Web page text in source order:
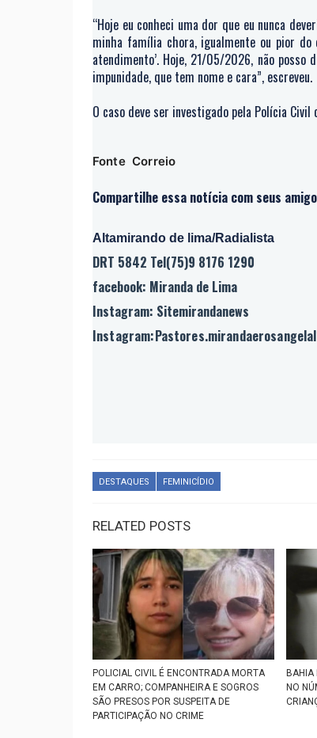
“Hoje eu conheci uma dor que eu nunca
minha família chora, igualmente ou pior do
atendimento’. Hoje, 21/05/2026, não
impunidade, que tem nome e cara”, escreveu.
O caso deve ser investigado pela Polícia
Fonte Correio
Compartilhe essa notícia com seus
Altamirando de lima/Radialista
DRT 5842 Tel(75)9 8176 1290
facebook: Miranda de Lima
Instagram: Sitemirandanews
DESTAQUES FEMINICÍDIO
RELATED POSTS
POLICIAL CIVIL É ENCONTRADA MORTA
EM CARRO; COMPANHEIRA E SOGROS
SÃO PRESOS POR SUSPEITA DE
PARTICIPAÇÃO NO CRIME
BAHIA
NO